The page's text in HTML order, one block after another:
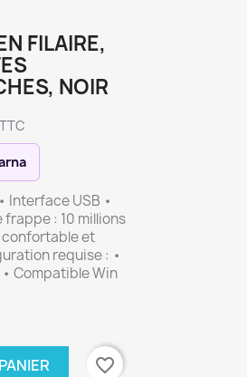
FILAIRE,
NOIR
TTC
Interface USB •
: 10 millions
confortable et
requise : •
Compatible Win
favorite_border